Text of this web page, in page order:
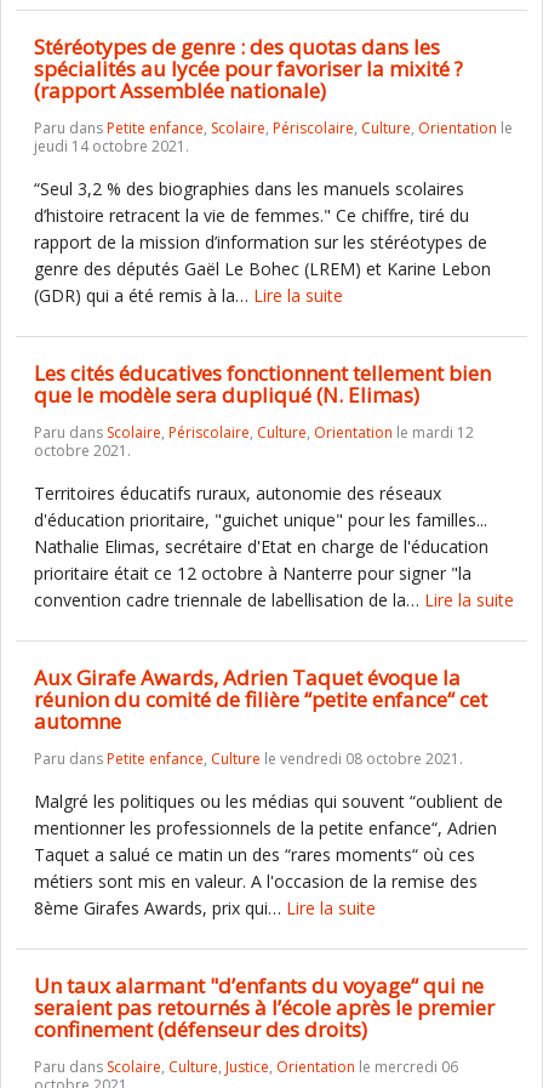
Stéréotypes de genre : des quotas dans les
spécialités au lycée pour favoriser la mixité ?
(rapport Assemblée nationale)
Paru dansPetite enfance, Scolaire, Périscolaire, Culture, Orientation le
jeudi 14 octobre 2021.
“Seul 3,2 % des biographies dans les manuels scolaires
d’histoire retracent la vie de femmes." Ce chiffre, tiré du
rapport de la mission d’information sur les stéréotypes de
genre des députés Gaël Le Bohec (LREM) et Karine Lebon
(GDR) qui a été remis à la… Lire la suite
Les cités éducatives fonctionnent tellement bien
que le modèle sera dupliqué (N. Elimas)
Paru dans Scolaire, Périscolaire, Culture, Orientation le mardi 12
octobre 2021.
Territoires éducatifs ruraux, autonomie des réseaux
d'éducation prioritaire, "guichet unique" pour les familles...
Nathalie Elimas, secrétaire d'Etat en charge de l'éducation
prioritaire était ce 12 octobre à Nanterre pour signer "la
convention cadre triennale de labellisation de la… Lire la suite
Aux Girafe Awards, Adrien Taquet évoque la
réunion du comité de filière “petite enfance“ cet
automne
Paru dansPetite enfance, Culture le vendredi 08 octobre 2021.
Malgré les politiques ou les médias qui souvent “oublient de
mentionner les professionnels de la petite enfance“, Adrien
Taquet a salué ce matin un des “rares moments“ où ces
métiers sont mis en valeur. A l'occasion de la remise des
8ème Girafes Awards, prix qui… Lire la suite
Un taux alarmant "d’enfants du voyage“ qui ne
seraient pas retournés à l’école après le premier
confinement (défenseur des droits)
Paru dans Scolaire, Culture, Justice, Orientation le mercredi 06